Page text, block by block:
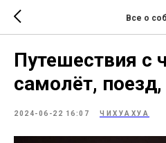
Все о
Путешествия с
самолёт,
2024-06-22 16:07 ЧИХУАХУА